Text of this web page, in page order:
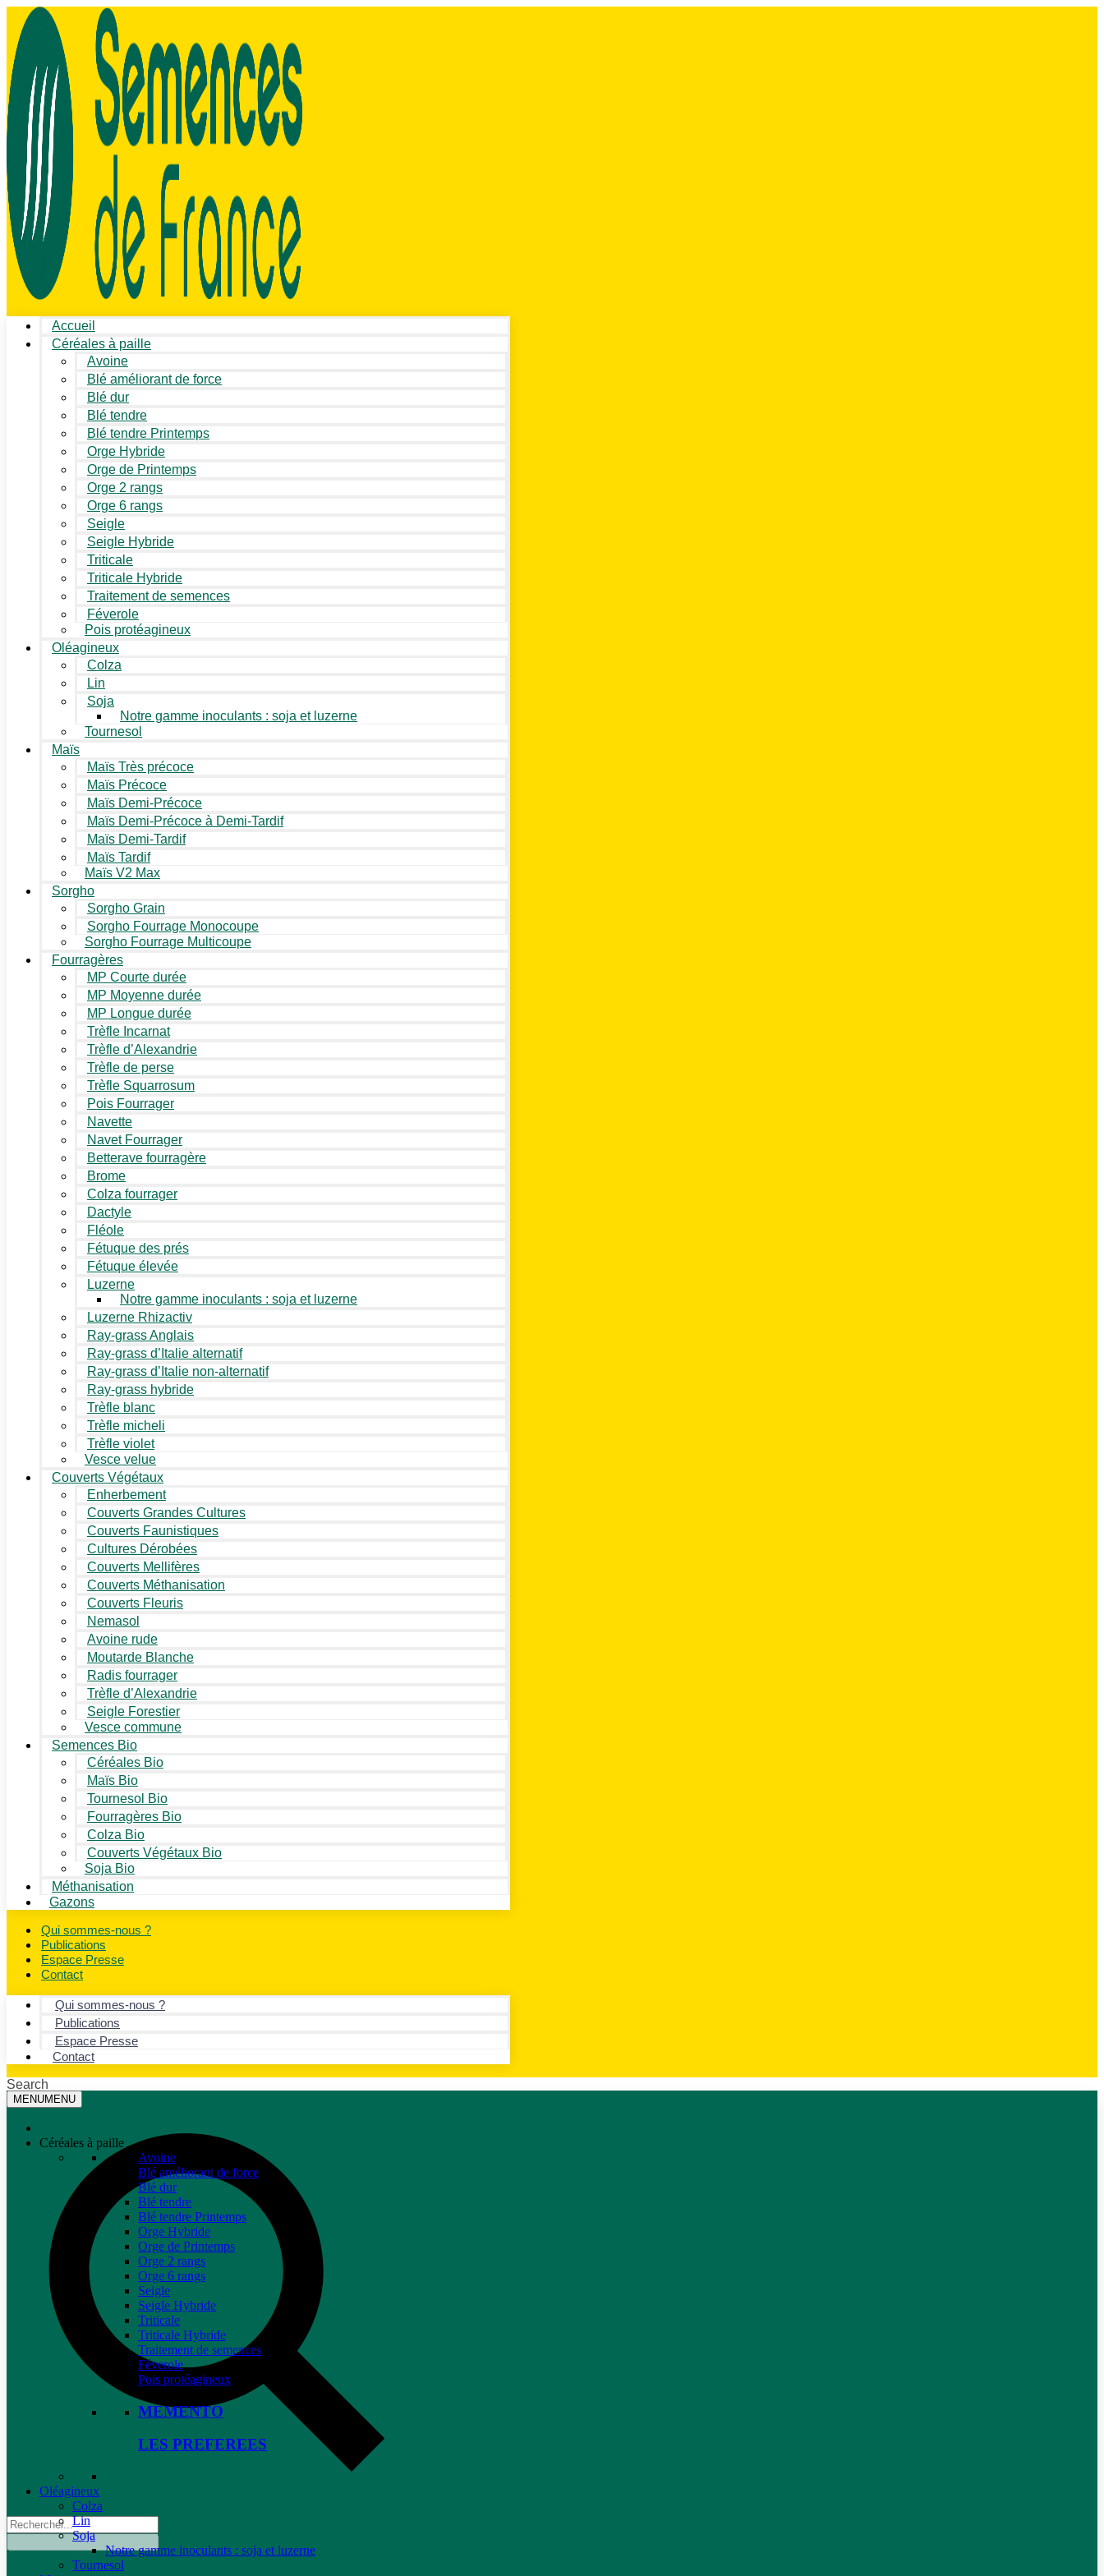
Accueil
Céréales à paille
Avoine
Blé améliorant de force
Blé dur
Blé tendre
Blé tendre Printemps
Orge Hybride
Orge de Printemps
Orge 2 rangs
Orge 6 rangs
Seigle
Seigle Hybride
Triticale
Triticale Hybride
Traitement de semences
Féverole
Pois protéagineux
Oléagineux
Colza
Lin
Soja
Notre gamme inoculants : soja et luzerne
Tournesol
Maïs
Maïs Très précoce
Maïs Précoce
Maïs Demi-Précoce
Maïs Demi-Précoce à Demi-Tardif
Maïs Demi-Tardif
Maïs Tardif
Maïs V2 Max
Sorgho
Sorgho Grain
Sorgho Fourrage Monocoupe
Sorgho Fourrage Multicoupe
Fourragères
MP Courte durée
MP Moyenne durée
MP Longue durée
Trèfle Incarnat
Trèfle d’Alexandrie
Trèfle de perse
Trèfle Squarrosum
Pois Fourrager
Navette
Navet Fourrager
Betterave fourragère
Brome
Colza fourrager
Dactyle
Fléole
Fétuque des prés
Fétuque élevée
Luzerne
Notre gamme inoculants : soja et luzerne
Luzerne Rhizactiv
Ray-grass Anglais
Ray-grass d’Italie alternatif
Ray-grass d’Italie non-alternatif
Ray-grass hybride
Trèfle blanc
Trèfle micheli
Trèfle violet
Vesce velue
Couverts Végétaux
Enherbement
Couverts Grandes Cultures
Couverts Faunistiques
Cultures Dérobées
Couverts Mellifères
Couverts Méthanisation
Couverts Fleuris
Nemasol
Avoine rude
Moutarde Blanche
Radis fourrager
Trèfle d’Alexandrie
Seigle Forestier
Vesce commune
Semences Bio
Céréales Bio
Maïs Bio
Tournesol Bio
Fourragères Bio
Colza Bio
Couverts Végétaux Bio
Soja Bio
Méthanisation
Gazons
Qui sommes-nous ?
Publications
Espace Presse
Contact
Qui sommes-nous ?
Publications
Espace Presse
Contact
Search
MENUMENU
Céréales à paille
Avoine
Blé améliorant de force
Blé dur
Blé tendre
Blé tendre Printemps
Orge Hybride
Orge de Printemps
Orge 2 rangs
Orge 6 rangs
Seigle
Seigle Hybride
Triticale
Triticale Hybride
Traitement de semences
Féverole
Pois protéagineux
MEMENTO
LES PREFEREES
Oléagineux
Colza
Lin
Soja
Notre gamme inoculants : soja et luzerne
Tournesol